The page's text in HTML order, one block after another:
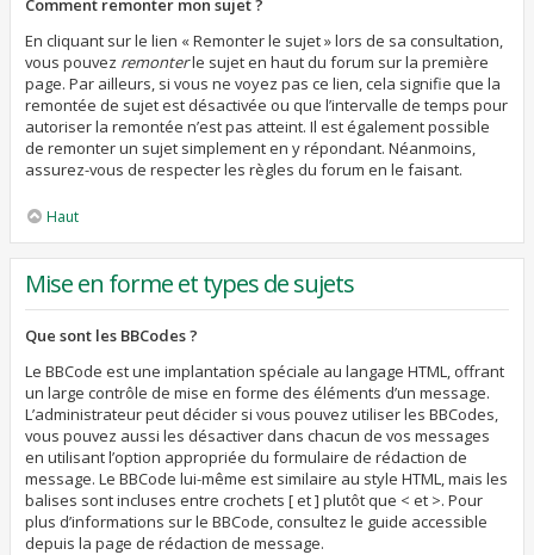
Comment remonter mon sujet ?
En cliquant sur le lien « Remonter le sujet » lors de sa consultation,
vous pouvez remonterle sujet en haut du forum sur la première
page. Par ailleurs, si vous ne voyez pas ce lien, cela signifie que la
remontée de sujet est désactivée ou que l’intervalle de temps pour
autoriser la remontée n’est pas atteint. Il est également possible
de remonter un sujet simplement en y répondant. Néanmoins,
assurez-vous de respecter les règles du forum en le faisant.
Haut
Mise en forme et types de sujets
Que sont les BBCodes ?
Le BBCode est une implantation spéciale au langage HTML, offrant
un large contrôle de mise en forme des éléments d’un message.
L’administrateur peut décider si vous pouvez utiliser les BBCodes,
vous pouvez aussi les désactiver dans chacun de vos messages
en utilisant l’option appropriée du formulaire de rédaction de
message. Le BBCode lui-même est similaire au style HTML, mais les
balises sont incluses entre crochets [ et ] plutôt que < et >. Pour
plus d’informations sur le BBCode, consultez le guide accessible
depuis la page de rédaction de message.